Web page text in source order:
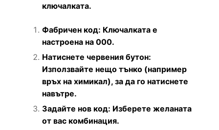
ключалката.
Фабричен код: Ключалката е
настроена на 000.
Натиснете червения бутон:
Използвайте нещо тънко (например
връх на химикал), за да го натиснете
навътре.
Задайте нов код: Изберете желаната
от вас комбинация.